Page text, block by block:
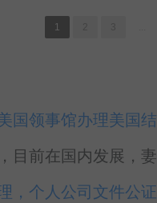
1
国领事馆办理美国
目前在国内发展，
，个人公司文件公